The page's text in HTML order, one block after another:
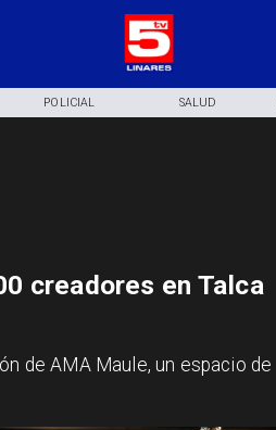
POLICIAL SALUD
creadores en Talca
de AMA Maule, un espacio de